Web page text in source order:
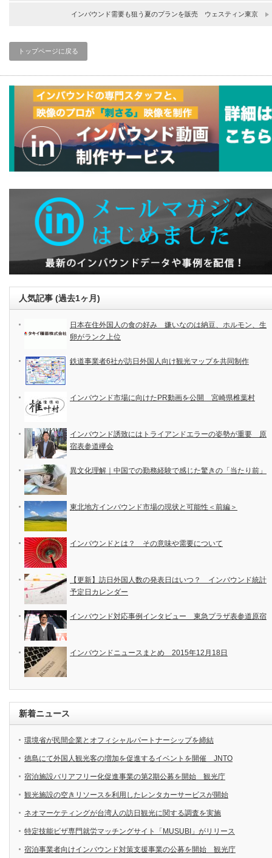
インバウンド需要も狙う夏のプランを販売 ウェスティン東京
トップページに戻る
人気記事 (過去1ヶ月)
日本在住外国人の食の好み 嫌いなのは納豆、ホルモン、生
卵がランク上位
鉄道事業者6社が訪日外国人向け観光マップを共同制作
インバウンド市場に向けたPR動画を公開 宮崎県椎葉村
インバウンド誘致にはトライアンドエラーの姿勢が重要 原
宿表参道欅会
異文化理解｜中国での勤務経験で感じた驚きの「当たり前」
東北地方インバウンド市場の現状と可能性＜前編＞
インバウンドとは？ その意味や需要について
【更新】訪日外国人数の発表日はいつ？ インバウンド統計
予定日カレンダー
インバウンド対応事例インタビュー 東急プラザ表参道原宿
インバウンドニュースまとめ 2015年12月18日
新着ニュース
環境省が民間企業とオフィシャルパートナーシップを締結
徳島にて外国人観光客の増加を促進するイベントを開催 JNTO
宿泊施設バリアフリー化促進事業の第2期公募を開始 観光庁
観光施設の空きリソースを利用したレンタカーサービスが開始
ネオマーケティングが台湾人の訪日観光に関する調査を実施
特定技能ビザ専門就労マッチングサイト「MUSUBI」がリリース
宿泊事業者向けインバウンド対策支援事業の公募を開始 観光庁